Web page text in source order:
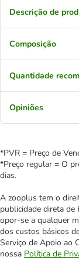
Descrição de
Composição
Quantidade
Opiniões
*PVR = Preço de
*Preço regular = O
dias.
A zooplus tem o
publicidade direta
opor-se a qualquer
dos custos básicos
Serviço de Apoio ao
nossa Política de